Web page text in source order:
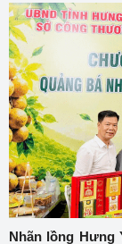
Nhãn lồng Hưng